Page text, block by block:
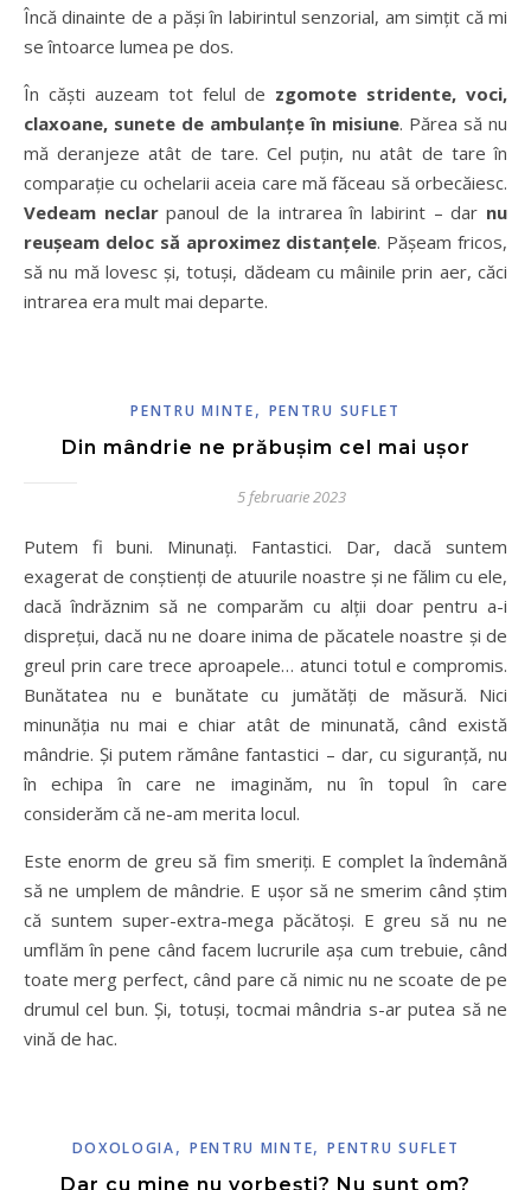
Încă dinainte de a păși în labirintul senzorial, am simțit că mi
se întoarce lumea pe dos.
În căști auzeam tot felul de zgomote stridente, voci,
claxoane, sunete de ambulanțe în misiune. Părea să nu
mă deranjeze atât de tare. Cel puțin, nu atât de tare în
comparație cu ochelarii aceia care mă făceau să orbecăiesc.
Vedeam neclarpanoul de la intrarea în labirint – dar nu
reușeam deloc să aproximez distanțele. Pășeam fricos,
să nu mă lovesc și, totuși, dădeam cu mâinile prin aer, căci
intrarea era mult mai departe.
PENTRU MINTE, PENTRU SUFLET
Din mândrie ne prăbușim cel mai ușor
5 februarie 2023
Putem fi buni. Minunați. Fantastici. Dar, dacă suntem
exagerat de conștienți de atuurile noastre și ne fălim cu ele,
dacă îndrăznim să ne comparăm cu alții doar pentru a-i
disprețui, dacă nu ne doare inima de păcatele noastre și de
greul prin care trece aproapele… atunci totul e compromis.
Bunătatea nu e bunătate cu jumătăți de măsură. Nici
minunăția nu mai e chiar atât de minunată, când există
mândrie. Și putem rămâne fantastici – dar, cu siguranță, nu
în echipa în care ne imaginăm, nu în topul în care
considerăm că ne-am merita locul.
Este enorm de greu să fim smeriți. E complet la îndemână
să ne umplem de mândrie. E ușor să ne smerim când știm
că suntem super-extra-mega păcătoși. E greu să nu ne
umflăm în pene când facem lucrurile așa cum trebuie, când
toate merg perfect, când pare că nimic nu ne scoate de pe
drumul cel bun. Și, totuși, tocmai mândria s-ar putea să ne
vină de hac.
DOXOLOGIA, PENTRU MINTE,PENTRU SUFLET
Dar cu mine nu vorbești? Nu sunt om?